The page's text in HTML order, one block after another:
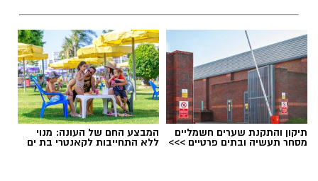
תיקון והתקנת שערים חשמליים
מסחר תעשיה ובתים פרטיים >>>
המבצע החם של העונה: מנוי
ללא התחייבות לקאנטרי בת ים